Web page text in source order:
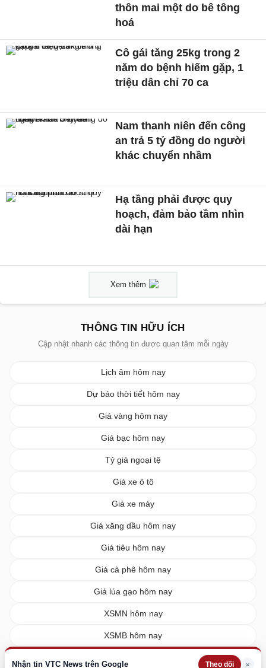
Nhận tin VTC News trên Google Theo dõi ×
thôn mai một do bê tông
hoá
Cô gái tăng 25kg trong 2
năm do bệnh hiếm gặp, 1
triệu dân chỉ 70 ca
Nam thanh niên đến công
an trả 5 tỷ đồng do người
khác chuyển nhầm
Hạ tầng phải được quy
hoạch, đảm bảo tầm nhìn
dài hạn
Xem thêm
THÔNG TIN HỮU ÍCH
Cập nhật nhanh các thông tin được quan tâm mỗi ngày
Lịch âm hôm nay
Dự báo thời tiết hôm nay
Giá vàng hôm nay
Giá bạc hôm nay
Tỷ giá ngoại tệ
Giá xe ô tô
Giá xe máy
Giá xăng dầu hôm nay
Giá tiêu hôm nay
Giá cà phê hôm nay
Giá lúa gạo hôm nay
XSMN hôm nay
XSMB hôm nay